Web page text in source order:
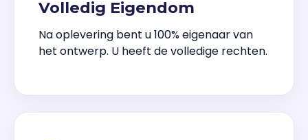
Volledig Eigendom
Na oplevering bent u 100% eigenaar van
het ontwerp. U heeft de volledige rechten.